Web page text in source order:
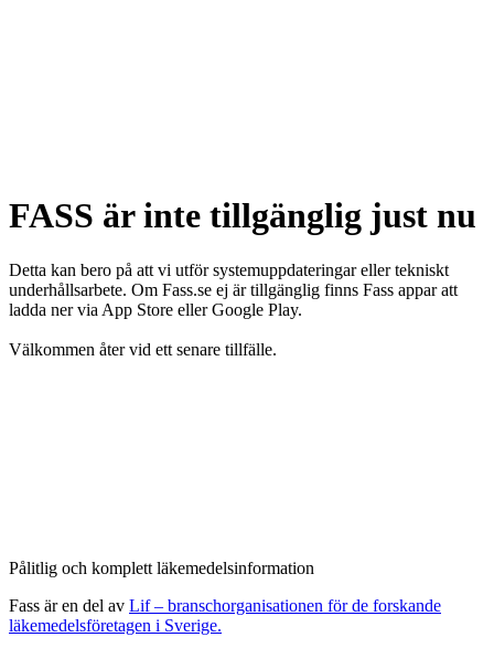
FASS är inte tillgänglig just nu
Detta kan bero på att vi utför systemuppdateringar eller tekniskt
underhållsarbete. Om Fass.se ej är tillgänglig finns Fass appar att
ladda ner via App Store eller Google Play.
Välkommen åter vid ett senare tillfälle.
Pålitlig och komplett läkemedelsinformation
Fass är en del av Lif – branschorganisationen för de forskande
läkemedelsföretagen i Sverige.